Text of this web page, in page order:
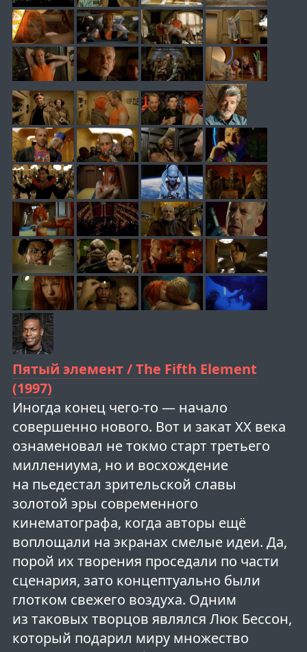
Пятый элемент / The Fifth Element
(1997)
Иногда конец чего-то — начало
совершенно нового. Вот и закат XX века
ознаменовал не токмо старт третьего
миллениума, но и восхождение
на пьедестал зрительской славы
золотой эры современного
кинематографа, когда авторы ещё
воплощали на экранах смелые идеи. Да,
порой их творения проседали по части
сценария, зато концептуально были
глотком свежего воздуха. Одним
из таковых творцов являлся Люк Бессон,
который подарил миру множество